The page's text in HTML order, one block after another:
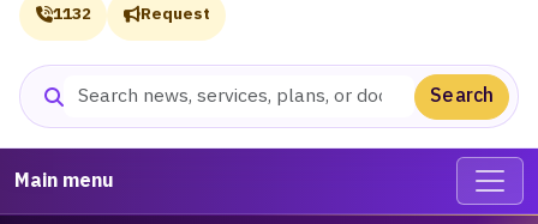
Search website Search
1132 Request
Main menu